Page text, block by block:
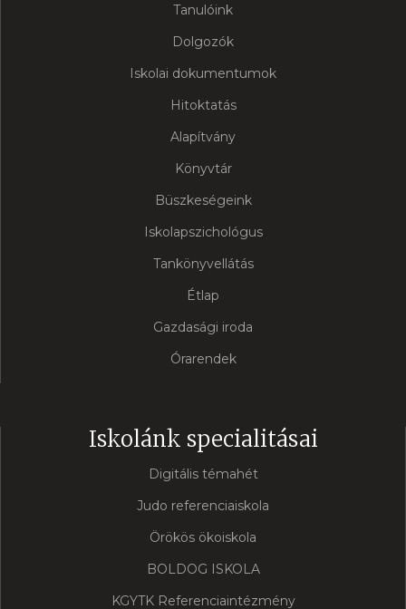
Tanulóink
Dolgozók
Iskolai dokumentumok
Hitoktatás
Alapítvány
Könyvtár
Büszkeségeink
Iskolapszichológus
Tankönyvellátás
Étlap
Gazdasági iroda
Órarendek
Iskolánk specialitásai
Digitális témahét
Judo referenciaiskola
Örökös ökoiskola
BOLDOG ISKOLA
KGYTK Referenciaintézmény